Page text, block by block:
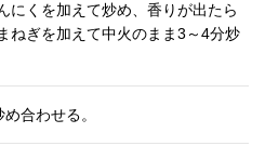
にくを加えて炒め、香りが出たら
ねぎを加えて中火のまま3～4分炒
合わせる。